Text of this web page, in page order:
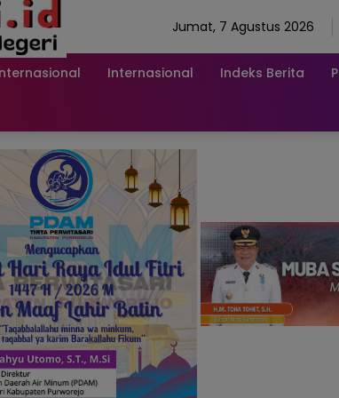
Jumat, 7 Agustus 2026
Internasional Indeks Berita